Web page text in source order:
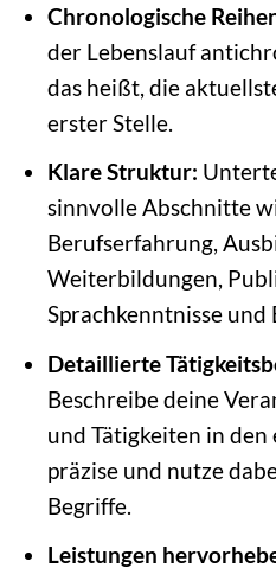
Chronologische
der Lebenslauf
das heißt, die
erster Stelle.
Klare Struktur:
sinnvolle Abschnitte
Berufserfahrung,
Weiterbildungen,
Sprachkenntnisse und
Detaillierte
Beschreibe deine
und Tätigkeiten in
präzise und nutze
Begriffe.
Leistungen